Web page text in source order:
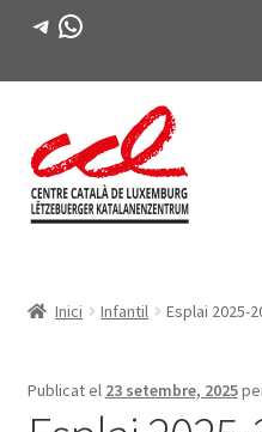
Telegram
WhatsApp
navegació
al
contingut
ACTIVITATS
CURSOS
Inici Infantil Esplai 2025-
Publicat el 23 setembre, 2025